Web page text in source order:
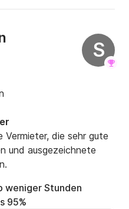
S
die sehr gute
und ausgezeichnete
weniger Stunden
95%